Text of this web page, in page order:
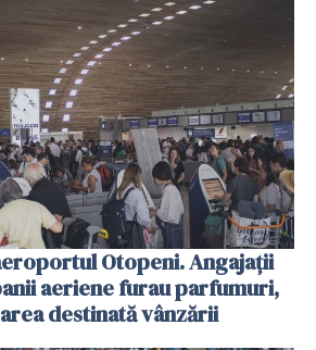
Otopeni. Angajații
aeriene furau parfumuri,
destinată vânzării